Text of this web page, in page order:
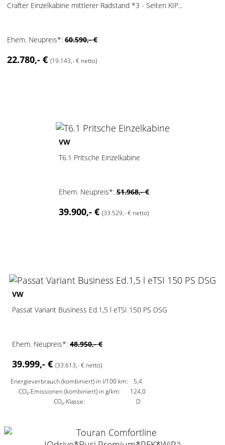
Crafter Einzelkabine mittlerer Radstand *3 - Seiten KIP...
Ehem. Neupreis*: 60.590,- €
22.780,- € (19.143,- € netto)
2
VW
T6.1 Pritsche Einzelkabine
Ehem. Neupreis*:51.968,- €
39.900,- € (33.529,- € netto)
VW
Passat Variant Business Ed.1,5 l eTSI 150 PS DSG
Ehem. Neupreis*: 48.950,- €
39.999,- € (33.613,- € netto)
Energieverbrauch (kombiniert) in l/100 km:
5,4
CO₂-Emissionen (kombiniert) in g/km:
124,0
CO₂-Klasse:
D